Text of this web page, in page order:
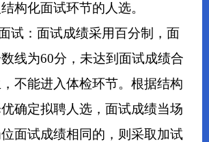
构化面试环节的人选。
试：面试成绩采用百分制，面
线为60分，未达到面试成绩合
不能进入体检环节。根据结构
确定拟聘人选，面试成绩当场
面试成绩相同的，则采取加试